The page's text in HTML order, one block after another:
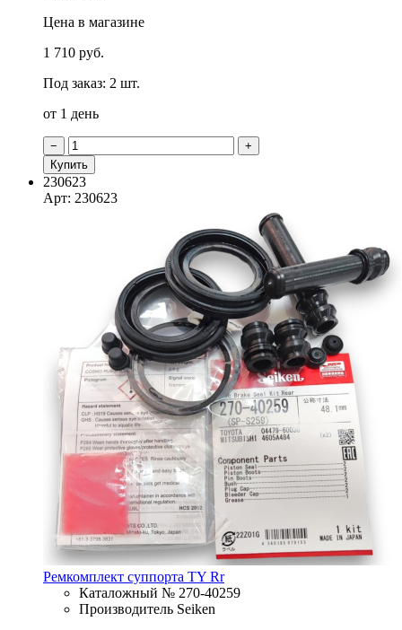
Цена в магазине
1 710 руб.
Под заказ: 2 шт.
от 1 день
−
+
Купить
230623
Арт: 230623
Ремкомплект суппорта TY Rr
Каталожный № 270-40259
Производитель Seiken